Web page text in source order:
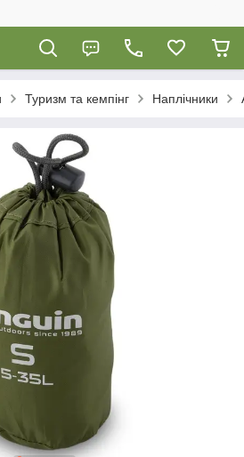
Туризм та кемпінг Наплічники